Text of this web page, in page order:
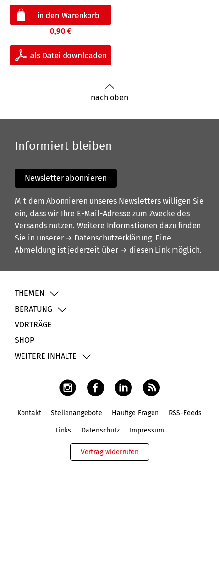
0,90 €
nach oben
Informiert bleiben
Newsletter abonnieren
Mit dem Abonnieren unseres Newsletters willigen Sie
ein, dass wir Ihre E-Mail-Adresse zum Zwecke des
Versands nutzen. Weitere Informationen dazu finden
Sie in unserer → Datenschutzerklärung. Eine
Abmeldung ist jederzeit über → diesen Link möglich.
THEMEN
BERATUNG
VORTRÄGE
SHOP
WEITERE INHALTE
Kontakt Stellenangebote Häufige Fragen RSS-Feeds
Links Datenschutz Impressum
Vertrag widerrufen